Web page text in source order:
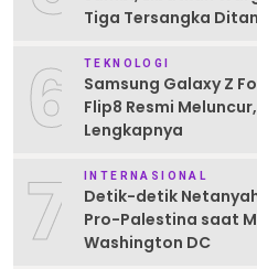
Tiga Tersangka
6 TEKNOLOGI
Samsung Galaxy Z
Flip8 Resmi
Lengkapnya
7 INTERNASIONAL
Detik-detik
Pro-Palestina saat
Washington DC